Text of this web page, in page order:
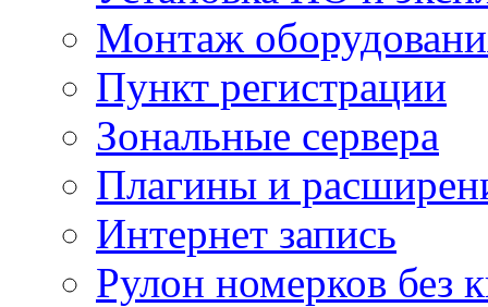
Монтаж
Пункт регистрации
Зональные сервера
Плагины и
Интернет запись
Рулон номерков без